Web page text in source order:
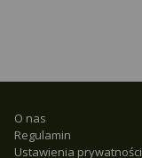
O nas
Regulamin
Ustawienia prywatności